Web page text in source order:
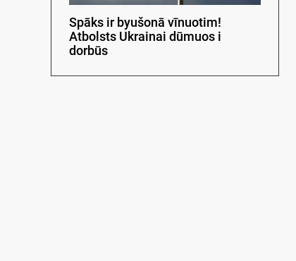
Spāks ir byušonā vīnuotim!
Atbolsts Ukrainai dūmuos i
dorbūs